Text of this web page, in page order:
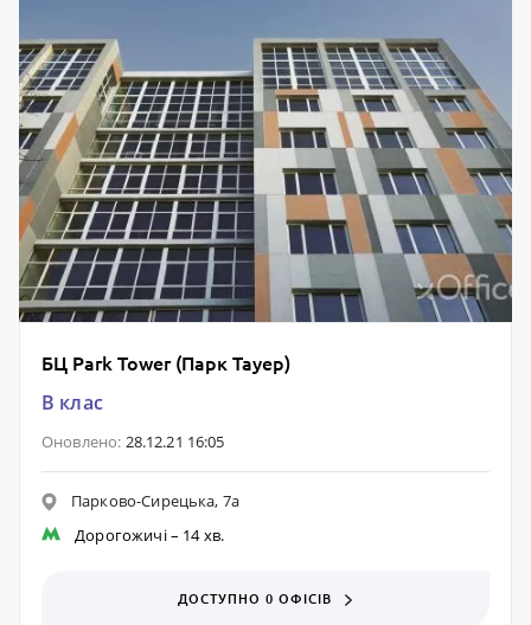
БЦ Park Tower (Парк Тауер)
B клас
Оновлено: 28.12.21 16:05
Парково-Сирецька, 7а
Дорогожичі– 14 хв.
ДОСТУПНО 0 ОФІСІВ